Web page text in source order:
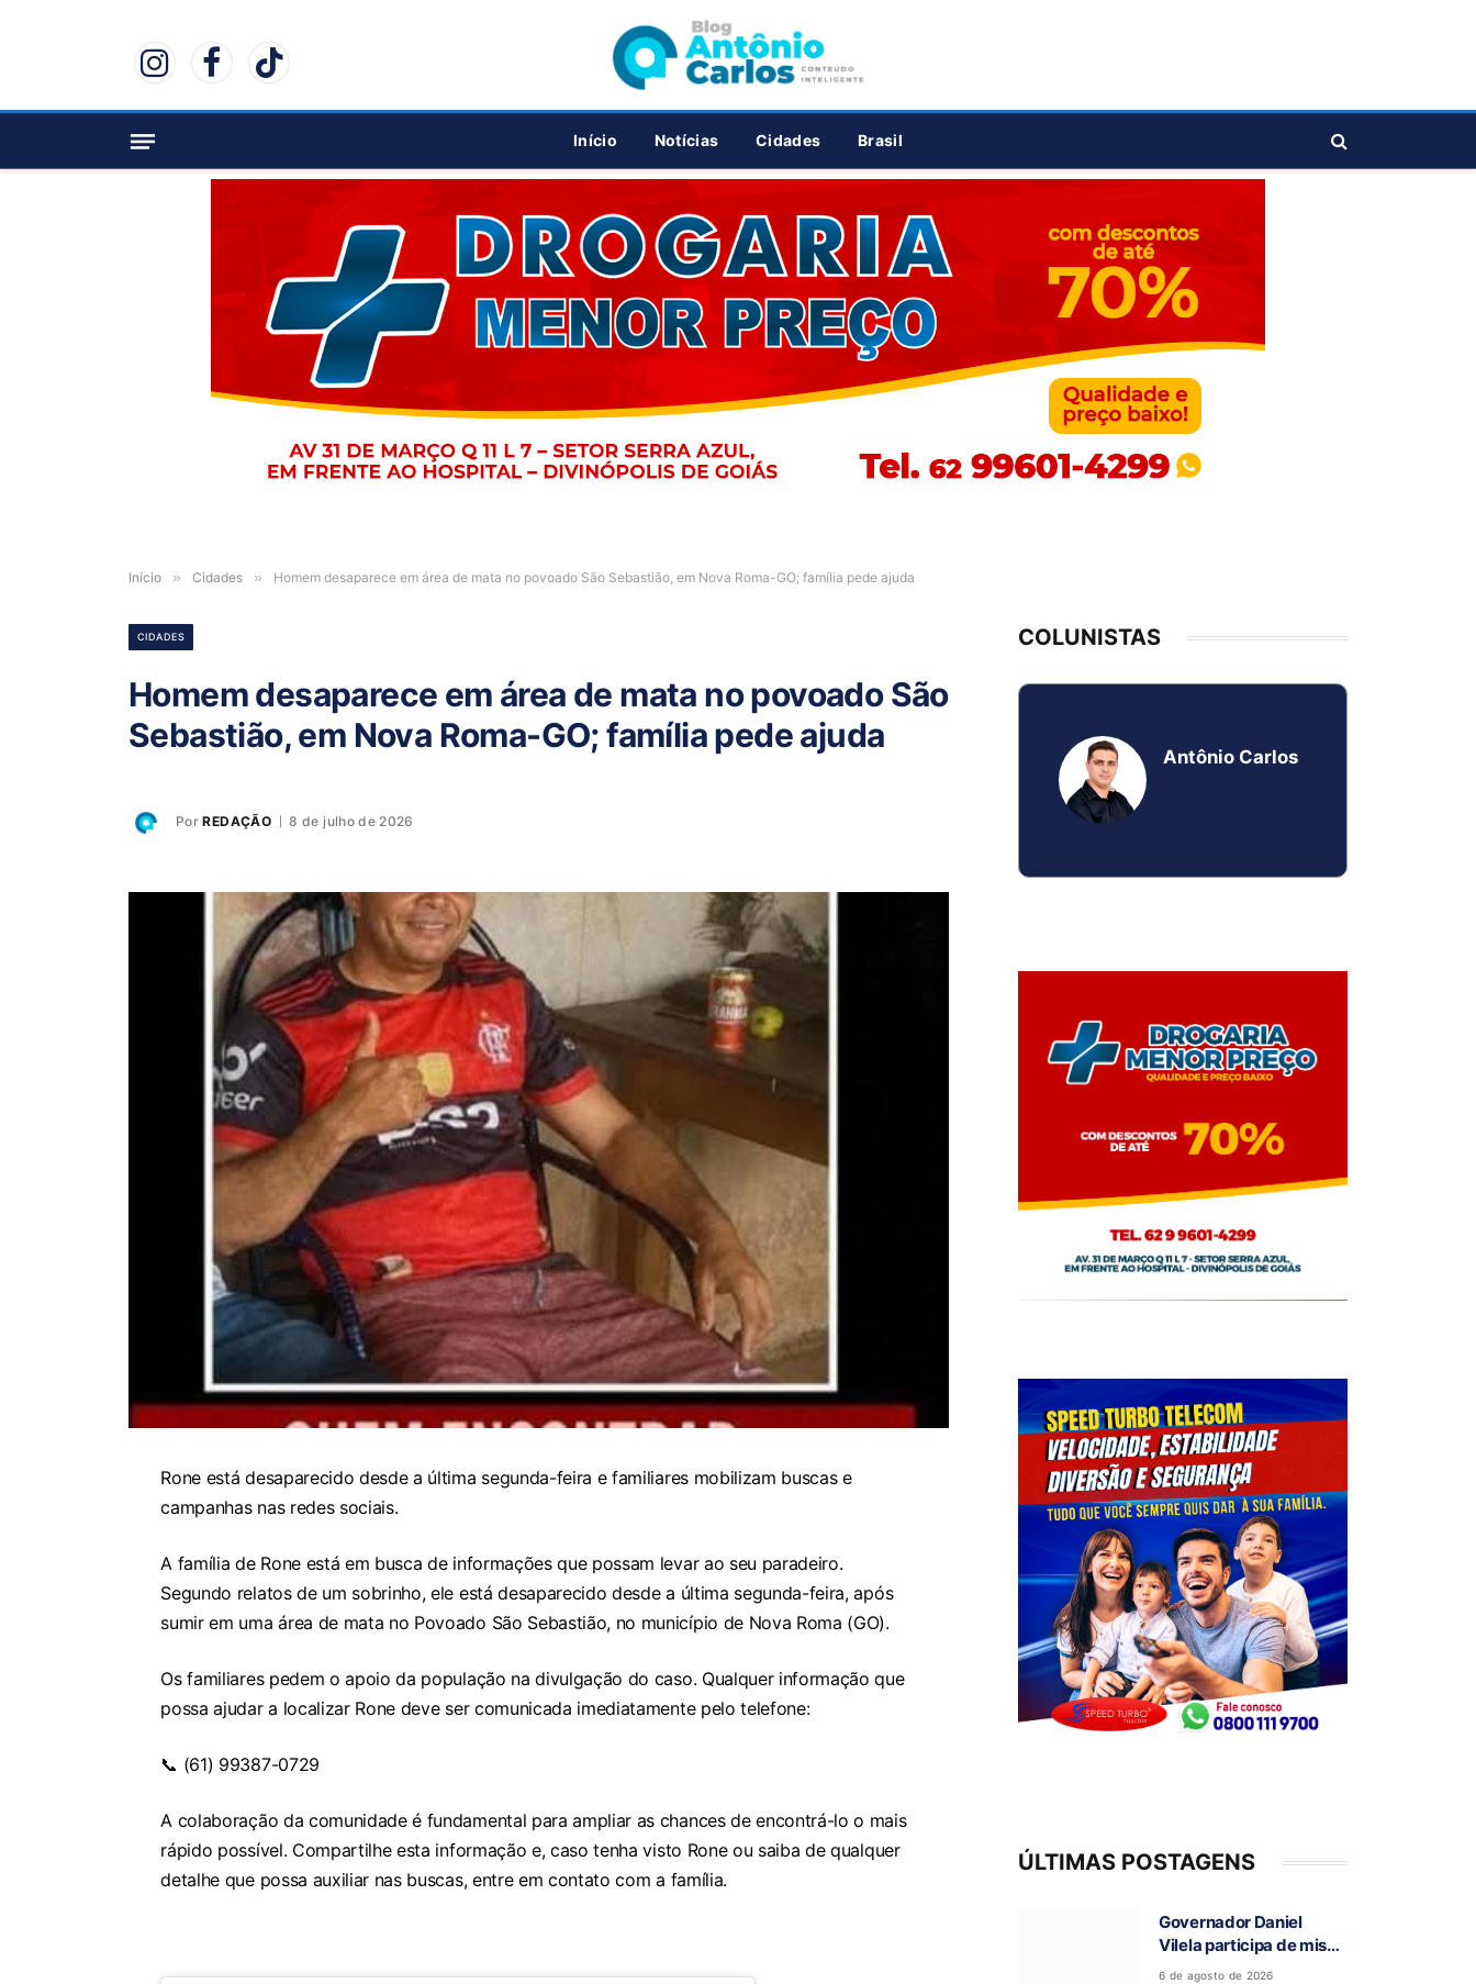
InstagramFacebookTikTok
Início Notícias Cidades Brasil
PUBLICIDADE
Início » Cidades » Homem desaparece em área de mata no povoado São Sebastião, em Nova Roma-GO; família pede ajuda
CIDADES
Homem desaparece em área de mata no povoado São
Sebastião, em Nova Roma-GO; família pede ajuda
Por REDAÇÃO 8 de julho de 2026
Rone está desaparecido desde a última segunda-feira e familiares mobilizam buscas e
campanhas nas redes sociais.
A família de Rone está em busca de informações que possam levar ao seu paradeiro.
Segundo relatos de um sobrinho, ele está desaparecido desde a última segunda-feira, após
sumir em uma área de mata no Povoado São Sebastião, no município de Nova Roma (GO).
Os familiares pedem o apoio da população na divulgação do caso. Qualquer informação que
possa ajudar a localizar Rone deve ser comunicada imediatamente pelo telefone:
📞 (61) 99387-0729
A colaboração da comunidade é fundamental para ampliar as chances de encontrá-lo o mais
rápido possível. Compartilhe esta informação e, caso tenha visto Rone ou saiba de qualquer
detalhe que possa auxiliar nas buscas, entre em contato com a família.
COLUNISTAS
Antônio Carlos
ÚLTIMAS POSTAGENS
Governador Daniel
Vilela participa de missa
e visita caverna durante
6 de agosto de 2026